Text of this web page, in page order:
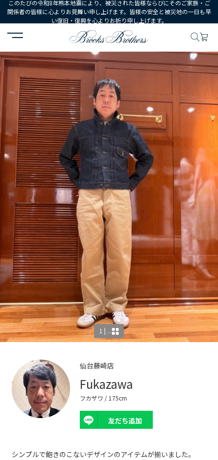
このたびの令和8年熊本地震により、被災された皆様ならびにそのご家族・ご
関係者の皆様に心よりお見舞い申し上げます。皆様の安全と被災地の一日も早
い復旧・復興を心よりお祈り申し上げます。
HOME コーディネート コーディネート詳細
1 | ...
仙台藤崎店
Fukazawa
フカザワ / 175cm
友だち追加
シンプルで飽きのこないデザインのアイテムが揃いました。